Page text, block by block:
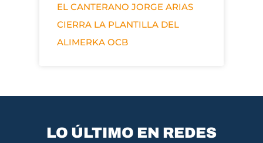
EL CANTERANO JORGE ARIAS
CIERRA LA PLANTILLA DEL
ALIMERKA OCB
LO ÚLTIMO EN REDES